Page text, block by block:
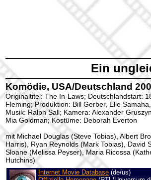
Ein
Komödie, USA/Deutschland
Originaltitel: The In-Laws; Deutschlandstart:
Fleming; Produktion: Bill Gerber, Elie
Musik: Ralph Sall; Kamera: Alexander
Mia Goldman; Kostüme: Deborah Everton
mit Michael Douglas (Steve Tobias), Albert
Harris), Ryan Reynolds (Mark Tobias), David
Sloane (Melissa Peyser), Maria Ricossa
Hutchins)
Internet Movie Database (de/us)